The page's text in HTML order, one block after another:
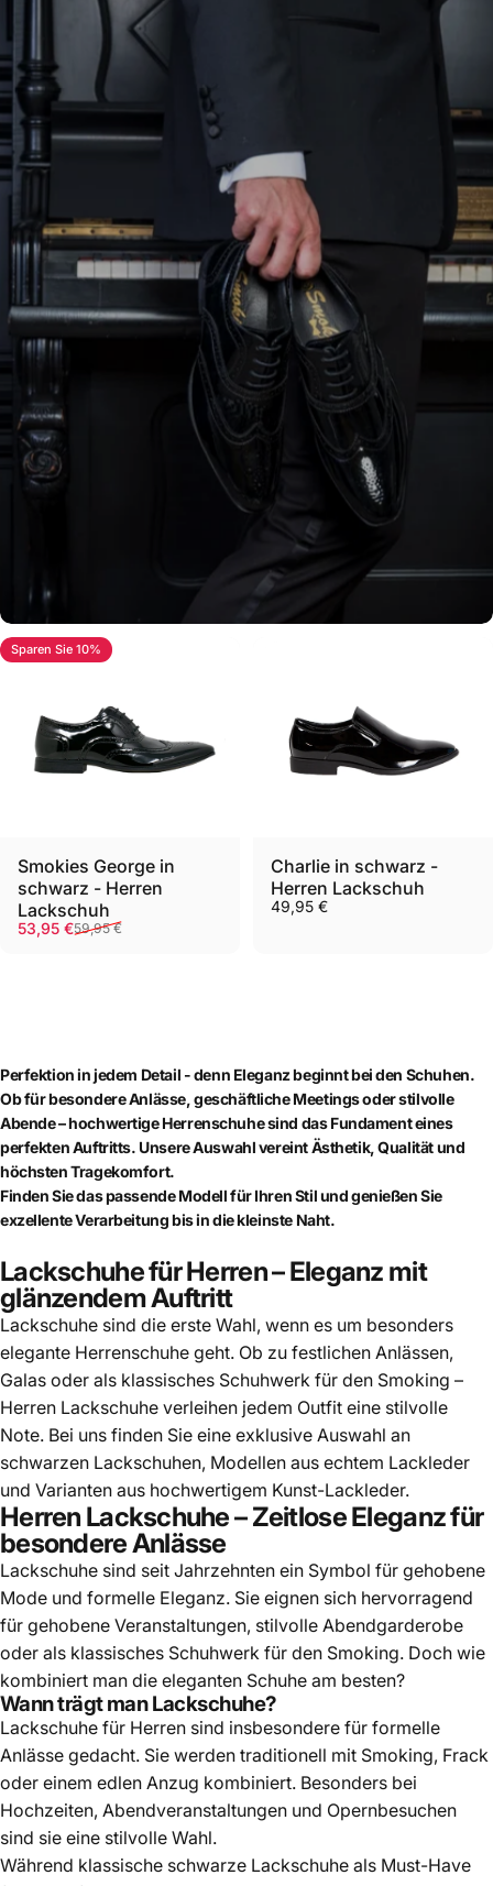
Entdecke unsere Auswahl an Lackschuhen für Herren
Sparen Sie 10%
Smokies George in
schwarz - Herren
Lackschuh
Verkaufspreis
53,95 €
Normaler Preis
59,95 €
Charlie in schwarz -
Herren Lackschuh
49,95 €
Perfektion in jedem Detail - denn Eleganz beginnt bei den Schuhen.
Ob für besondere Anlässe, geschäftliche Meetings oder stilvolle
Abende – hochwertige Herrenschuhe sind das Fundament eines
perfekten Auftritts. Unsere Auswahl vereint Ästhetik, Qualität und
höchsten Tragekomfort.
Finden Sie das passende Modell für Ihren Stil und genießen Sie
exzellente Verarbeitung bis in die kleinste Naht.
Lackschuhe für Herren – Eleganz mit
glänzendem Auftritt
Lackschuhe sind die erste Wahl, wenn es um besonders
elegante Herrenschuhe geht. Ob zu festlichen Anlässen,
Galas oder als klassisches Schuhwerk für den Smoking –
Herren Lackschuhe verleihen jedem Outfit eine stilvolle
Note. Bei uns finden Sie eine exklusive Auswahl an
schwarzen Lackschuhen, Modellen aus echtem Lackleder
und Varianten aus hochwertigem Kunst-Lackleder.
Herren Lackschuhe – Zeitlose Eleganz für
besondere Anlässe
Lackschuhe sind seit Jahrzehnten ein Symbol für gehobene
Mode und formelle Eleganz. Sie eignen sich hervorragend
für gehobene Veranstaltungen, stilvolle Abendgarderobe
oder als klassisches Schuhwerk für den Smoking. Doch wie
kombiniert man die eleganten Schuhe am besten?
Wann trägt man Lackschuhe?
Lackschuhe für Herren sind insbesondere für formelle
Anlässe gedacht. Sie werden traditionell mit Smoking, Frack
oder einem edlen Anzug kombiniert. Besonders bei
Hochzeiten, Abendveranstaltungen und Opernbesuchen
sind sie eine stilvolle Wahl.
Während klassische schwarze Lackschuhe als Must-Have